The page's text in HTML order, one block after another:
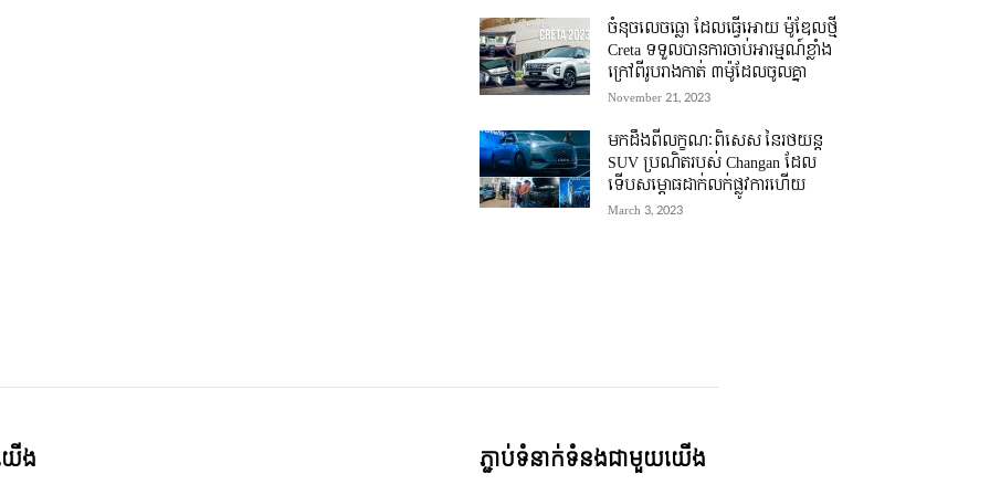
ចំនុចលេចធ្លោ ដែលធ្វើអោយ ម៉ូឌែលថ្មី
Creta ទទួលបានការចាប់អារម្មណ៍ខ្លាំង
ក្រៅពីរូបរាងកាត់ ៣ម៉ូដែលចូលគ្នា
November 21, 2023
មកដឹងពីលក្ខណៈពិសេស នៃរថយន្ត
SUV ប្រណិតរបស់ Changan ដែល
ទើបសម្ភោធដាក់លក់ផ្លូវការហើយ
March 3, 2023
ើង ភ្ជាប់ទំនាក់ទំនងជាមួយយើង